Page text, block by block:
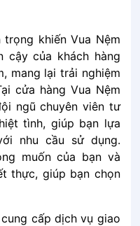
khiến Vua Nệm
cậy của khách hàng
mang lại trải nghiệm
cửa hàng Vua Nệm
ngũ chuyên viên tư
tình, giúp bạn lựa
nhu cầu sử dụng.
muốn của bạn và
thực, giúp bạn chọn
cấp dịch vụ giao